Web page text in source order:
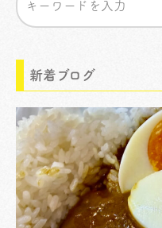
新着ブログ